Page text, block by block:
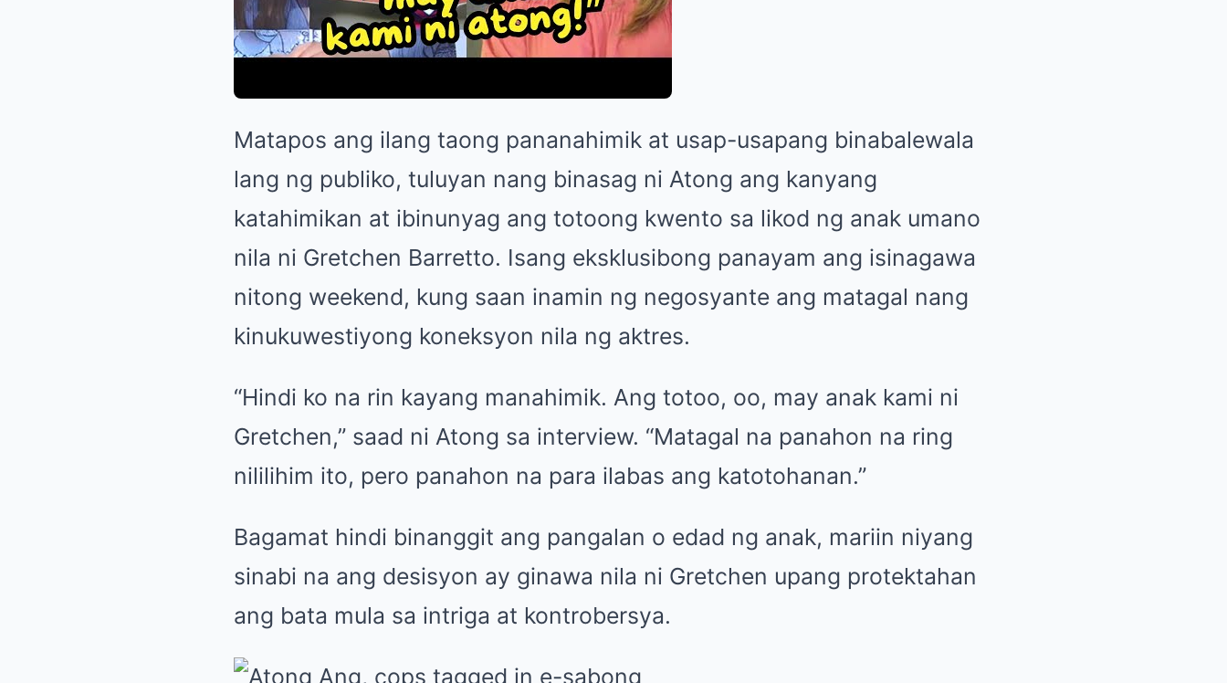
Matapos ang ilang taong pananahimik at usap-usapang binabalewala
lang ng publiko, tuluyan nang binasag ni Atong ang kanyang
katahimikan at ibinunyag ang totoong kwento sa likod ng anak umano
nila ni Gretchen Barretto. Isang eksklusibong panayam ang isinagawa
nitong weekend, kung saan inamin ng negosyante ang matagal nang
kinukuwestiyong koneksyon nila ng aktres.
“Hindi ko na rin kayang manahimik. Ang totoo, oo, may anak kami ni
Gretchen,” saad ni Atong sa interview. “Matagal na panahon na ring
nililihim ito, pero panahon na para ilabas ang katotohanan.”
Bagamat hindi binanggit ang pangalan o edad ng anak, mariin niyang
sinabi na ang desisyon ay ginawa nila ni Gretchen upang protektahan
ang bata mula sa intriga at kontrobersya.